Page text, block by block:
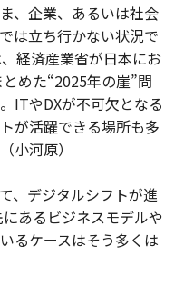
、企業、あるいは社会
は立ち行かない状況で
経済産業省が日本にお
めた“2025年の崖”問
ITやDXが不可欠となる
が活躍できる場所も多
小河原）
、デジタルシフトが進
あるビジネスモデルや
るケースはそう多くは